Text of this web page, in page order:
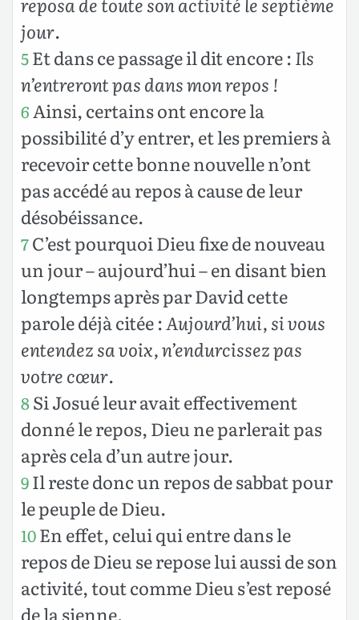
jour.
5Et dans ce passage il dit encore :Ils
n’entreront pas dans mon repos !
6Ainsi, certains ont encore la
possibilité d’y entrer, et les premiers à
recevoir cette bonne nouvelle n’ont
pas accédé au repos à cause de leur
désobéissance.
7C’est pourquoi Dieu fixe de nouveau
un jour – aujourd’hui – en disant bien
longtemps après par David cette
parole déjà citée :Aujourd’hui, si vous
entendez sa voix, n’endurcissez pas
votre cœur.
8Si Josué leur avait effectivement
donné le repos, Dieu ne parlerait pas
après cela d’un autre jour.
9Il reste donc un repos de sabbat pour
le peuple de Dieu.
10En effet, celui qui entre dans le
repos de Dieu se repose lui aussi de son
activité, tout comme Dieu s’est reposé
de la sienne.